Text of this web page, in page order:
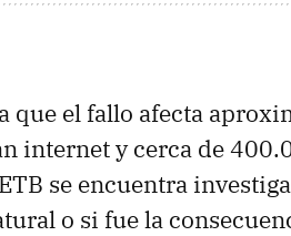
que el fallo afecta
internet y cerca de
se encuentra
o si fue la